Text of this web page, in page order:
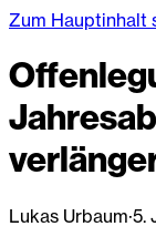
Zum Hauptinhalt
Lukas Urbaum·5.